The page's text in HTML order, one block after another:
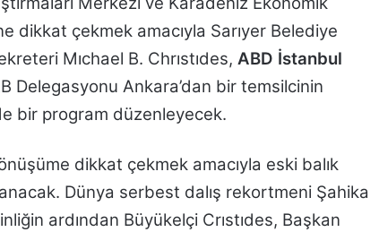
dikkat çekmek amacıyla Sarıyer Belediye
Mıchael B. Chrıstıdes, ABD İstanbul
Delegasyonu Ankara’dan bir temsilcinin
bir program düzenleyecek.
dikkat çekmek amacıyla eski balık
Dünya serbest dalış rekortmeni Şahika
ardından Büyükelçi Crıstıdes, Başkan